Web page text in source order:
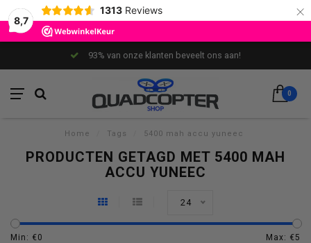
8,7
1313 Reviews ×
93% van onze klanten beveelt ons aan!
0
Home Tags 5400 mah accu yuneec
PRODUCTEN GETAGD MET 5400 MAH
ACCU YUNEEC
24
Min: €0 Max: €5